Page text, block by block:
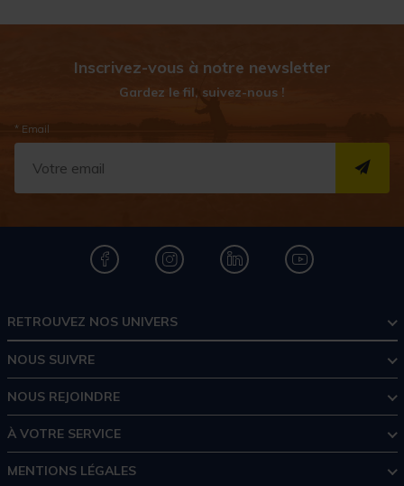
Inscrivez-vous à notre newsletter
Gardez le fil, suivez-nous !
* Email
RETROUVEZ NOS UNIVERS
NOUS SUIVRE
NOUS REJOINDRE
À VOTRE SERVICE
MENTIONS LÉGALES